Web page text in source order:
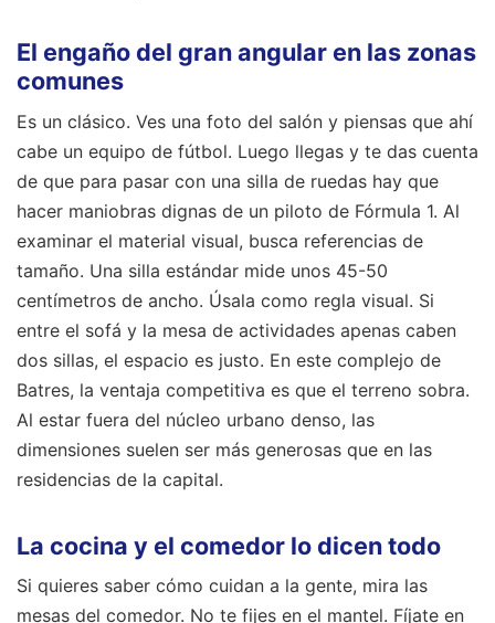
El engaño del gran angular en las zonas
comunes
Es un clásico. Ves una foto del salón y piensas que ahí
cabe un equipo de fútbol. Luego llegas y te das cuenta
de que para pasar con una silla de ruedas hay que
hacer maniobras dignas de un piloto de Fórmula 1. Al
examinar el material visual, busca referencias de
tamaño. Una silla estándar mide unos 45-50
centímetros de ancho. Úsala como regla visual. Si
entre el sofá y la mesa de actividades apenas caben
dos sillas, el espacio es justo. En este complejo de
Batres, la ventaja competitiva es que el terreno sobra.
Al estar fuera del núcleo urbano denso, las
dimensiones suelen ser más generosas que en las
residencias de la capital.
La cocina y el comedor lo dicen todo
Si quieres saber cómo cuidan a la gente, mira las
mesas del comedor. No te fijes en el mantel. Fíjate en